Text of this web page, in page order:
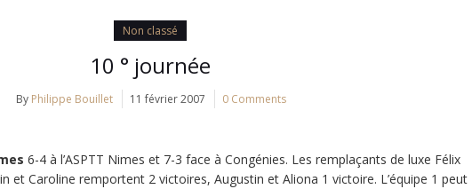
Non classé
10 ° journée
By Philippe Bouillet 11 février 2007 0 Comments
6-4 à l’ASPTT Nimes et 7-3 face à Congénies. Les remplaçants de luxe Félix
et Caroline remportent 2 victoires, Augustin et Aliona 1 victoire. L’équipe 1 peut